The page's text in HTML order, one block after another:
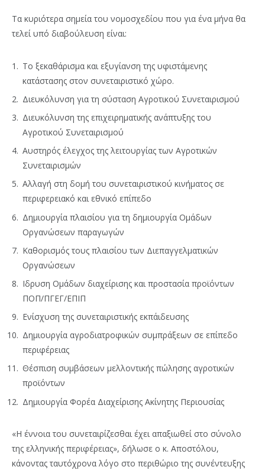
Τα κυριότερα σημεία του νομοσχεδίου που για ένα μήνα θα
τελεί υπό διαβούλευση είναι:
Το ξεκαθάρισμα και εξυγίανση της υφιστάμενης
κατάστασης στον συνεταιριστικό χώρο.
Διευκόλυνση για τη σύσταση Αγροτικού Συνεταιρισμού
Διευκόλυνση της επιχειρηματικής ανάπτυξης του
Αγροτικού Συνεταιρισμού
Αυστηρός έλεγχος της λειτουργίας των Αγροτικών
Συνεταιρισμών
Αλλαγή στη δομή του συνεταιριστικού κινήματος σε
περιφερειακό και εθνικό επίπεδο
Δημιουργία πλαισίου για τη δημιουργία Ομάδων
Οργανώσεων παραγωγών
Καθορισμός τους πλαισίου των Διεπαγγελματικών
Οργανώσεων
Ιδρυση Ομάδων διαχείρισης και προστασία προϊόντων
ΠΟΠ/ΠΓΕΓ/ΕΠΙΠ
Ενίσχυση της συνεταιριστικής εκπάιδευσης
Δημιουργία αγροδιατροφικών συμπράξεων σε επίπεδο
περιφέρειας
Θέσπιση συμβάσεων μελλοντικής πώλησης αγροτικών
προϊόντων
Δημιουργία Φορέα Διαχείρισης Ακίνητης Περιουσίας
«Η έννοια του συνεταιρίζεσθαι έχει απαξιωθεί στο σύνολο
της ελληνικής περιφέρειας», δήλωσε ο κ. Αποστόλου,
κάνοντας ταυτόχρονα λόγο στο περιθώριο της συνέντευξης